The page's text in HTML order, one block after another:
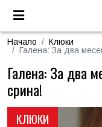
Начало
Клюки
Галена: За два
КЛЮКИ
Галена: За два
срина!